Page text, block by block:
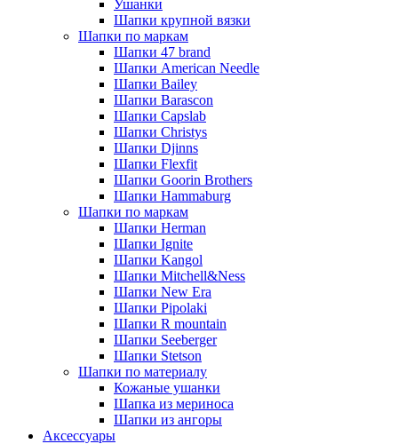
Ушанки
Шапки крупной вязки
Шапки по маркам
Шапки 47 brand
Шапки American Needle
Шапки Bailey
Шапки Barascon
Шапки Capslab
Шапки Christys
Шапки Djinns
Шапки Flexfit
Шапки Goorin Brothers
Шапки Hammaburg
Шапки по маркам
Шапки Herman
Шапки Ignite
Шапки Kangol
Шапки Mitchell&Ness
Шапки New Era
Шапки Pipolaki
Шапки R mountain
Шапки Seeberger
Шапки Stetson
Шапки по материалу
Кожаные ушанки
Шапка из мериноса
Шапки из ангоры
Аксессуары